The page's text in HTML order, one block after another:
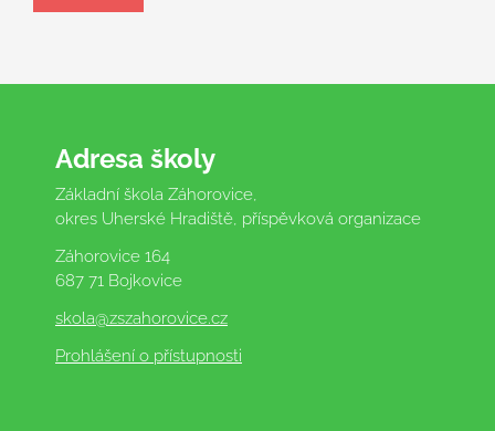
Adresa školy
Základní škola Záhorovice,
okres Uherské Hradiště, příspěvková organizace
Záhorovice 164
687 71 Bojkovice
skola@zszahorovice.cz
Prohlášení o přístupnosti